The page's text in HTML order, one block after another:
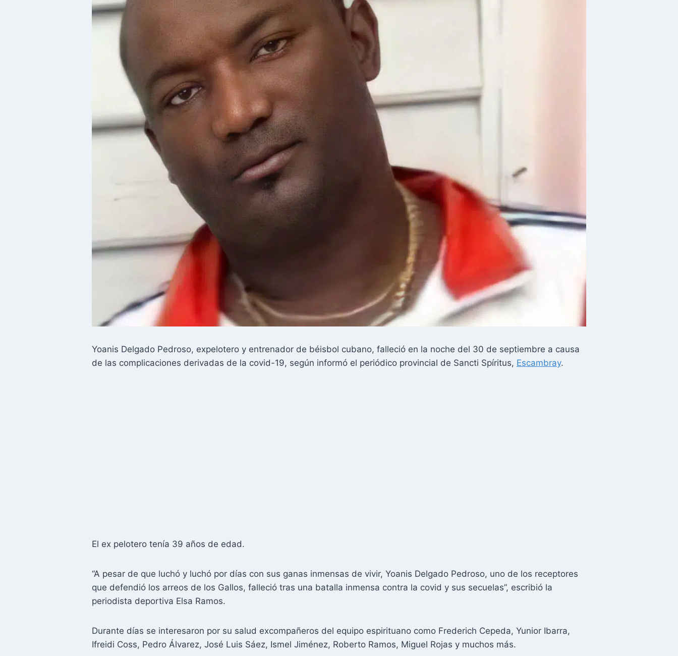
Yoanis Delgado Pedroso, expelotero y entrenador de béisbol cubano, falleció en la noche del 30 de septiembre a causa
de las complicaciones derivadas de la covid-19, según informó el periódico provincial de Sancti Spíritus, Escambray.
El ex pelotero tenía 39 años de edad.
“A pesar de que luchó y luchó por días con sus ganas inmensas de vivir, Yoanis Delgado Pedroso, uno de los receptores
que defendió los arreos de los Gallos, falleció tras una batalla inmensa contra la covid y sus secuelas”, escribió la
periodista deportiva Elsa Ramos.
Durante días se interesaron por su salud excompañeros del equipo espirituano como Frederich Cepeda, Yunior Ibarra,
Ifreidi Coss, Pedro Álvarez, José Luis Sáez, Ismel Jiménez, Roberto Ramos, Miguel Rojas y muchos más.